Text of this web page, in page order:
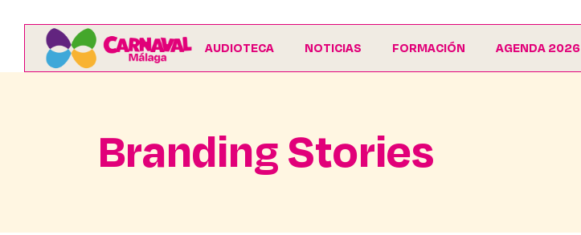
AUDIOTECA NOTICIAS FORMACIÓN
Vive La Casa del Carnaval
AGENDA 2026
Branding Stories